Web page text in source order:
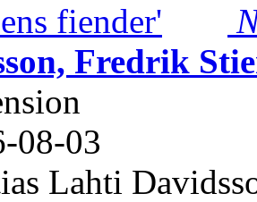
Fredrik
08-03
Lahti